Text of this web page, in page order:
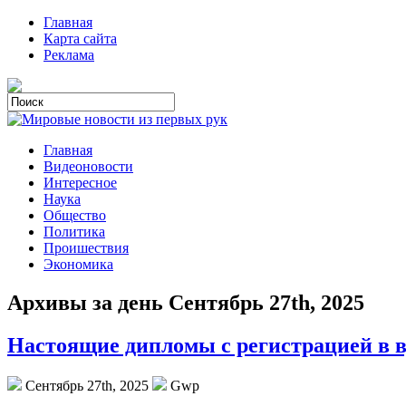
Главная
Карта сайта
Реклама
Главная
Видеоновости
Интересное
Наука
Общество
Политика
Проишествия
Экономика
Архивы за день Сентябрь 27th, 2025
Настоящие дипломы с регистрацией в
Сентябрь 27th, 2025 Gwp